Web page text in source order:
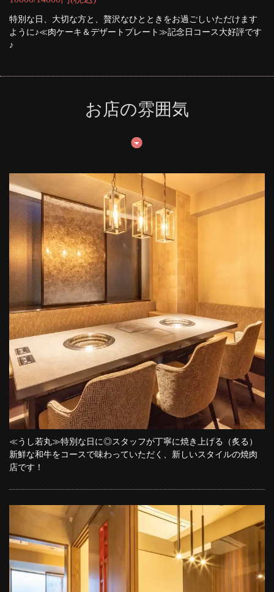
特別な日、大切な方と、贅沢なひとときをお過ごしいただけます
ように♪≪肉ケーキ＆デザートプレート≫記念日コース大好評です
♪
お店の雰囲気
≪うし若丸≫特別な日に◎スタッフが丁寧に焼き上げる（炙る）
新鮮な和牛をコースで味わっていただく、新しいスタイルの焼肉
店です！